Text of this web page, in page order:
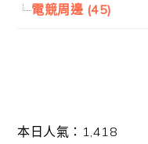
電競周邊 (45)
本日人氣：1,418